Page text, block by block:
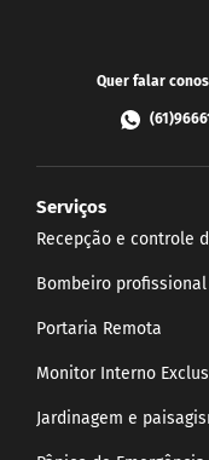
Quer falar
Serviços
Recepção e controle
Bombeiro
Portaria Remota
Monitor Interno
Jardinagem e